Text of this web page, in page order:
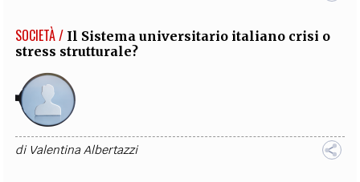
SOCIETÀ / Il Sistema universitario italiano crisi o
stress strutturale?
di Valentina Albertazzi